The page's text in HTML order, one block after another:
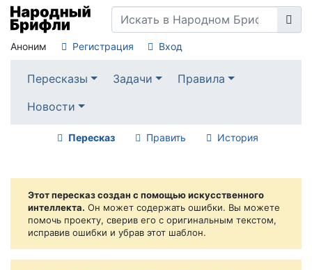
Аноним Регистрация Вход
Пересказы Задачи
Правила
Новости
Пересказ Править История
Этот пересказ создан с помощью искусственного
интеллекта. Он может содержать ошибки. Вы можете
помочь проекту, сверив его с оригинальным текстом,
исправив ошибки и убрав этот шаблон.